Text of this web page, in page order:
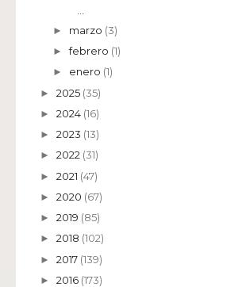
► marzo (3)
►febrero (1)
► enero (1)
► 2025 (35)
► 2024 (16)
► 2023 (13)
► 2022 (31)
► 2021 (47)
► 2020 (67)
► 2019 (85)
► 2018 (102)
► 2017 (139)
► 2016 (173)